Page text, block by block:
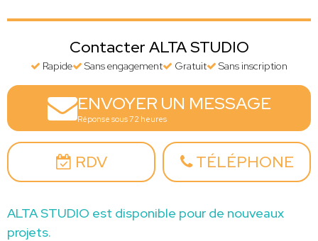
Contacter ALTA STUDIO
Rapide Sans engagement Gratuit Sans inscription
ENVOYER UN MESSAGE
Réponse sous 72 heures
RDV TÉLÉPHONE
ALTA STUDIO est disponible pour de nouveaux
projets.